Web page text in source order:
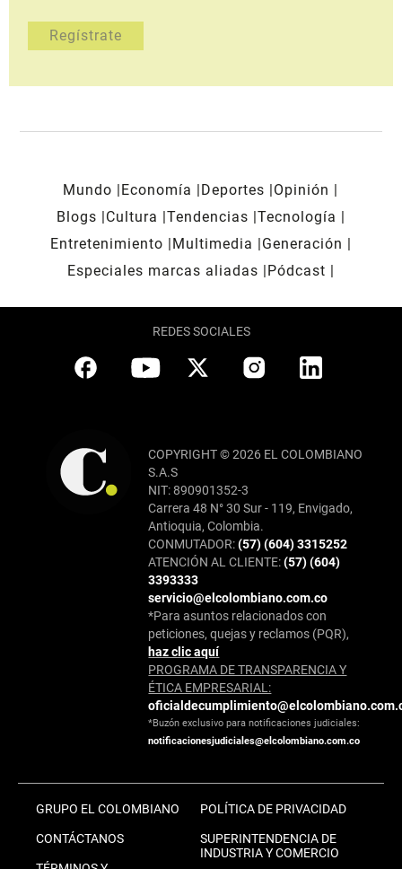
Mundo Economía Deportes
Opinión
Blogs
Cultura Tendencias Tecnología
Entretenimiento
Multimedia
Generación
Especiales marcas aliadas
Pódcast
REDES SOCIALES
COPYRIGHT © 2026 EL COLOMBIANO
S.A.S
NIT: 890901352-3
Carrera 48 N° 30 Sur - 119, Envigado,
Antioquia, Colombia.
CONMUTADOR:(57) (604) 3315252
ATENCIÓN AL CLIENTE:(57) (604)
3393333
servicio@elcolombiano.com.co
*Para asuntos relacionados con
peticiones, quejas y reclamos (PQR),
haz clic aquí
PROGRAMA DE TRANSPARENCIA Y
ÉTICA EMPRESARIAL:
*Buzón exclusivo para notificaciones judiciales:
notificacionesjudiciales@elcolombiano.com.co
GRUPO EL COLOMBIANO
CONTÁCTANOS
POLÍTICA DE PRIVACIDAD
SUPERINTENDENCIA DE
INDUSTRIA Y COMERCIO